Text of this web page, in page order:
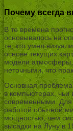
Почему всегда
В те времена
основывалось на
те, кто умел
основе текущих
модели
неточными, что
Основная проблема
в компьютерах,
современными.
работой обычной
мощностью, чем
высадки на Луну в